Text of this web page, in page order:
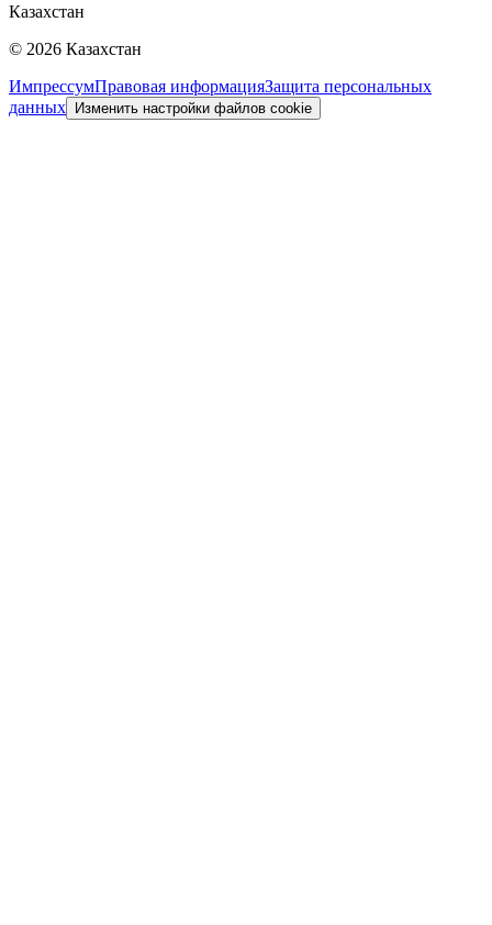
Казахстан
© 2026 Казахстан
ИмпрессумПравовая информацияЗащита персональных
данных
Изменить настройки файлов cookie